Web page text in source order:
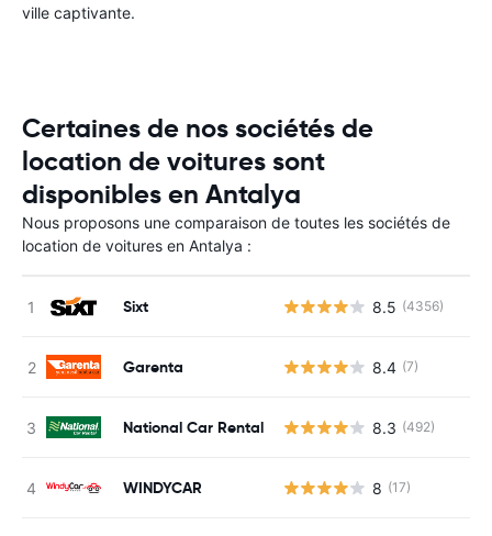
ville captivante.
Certaines de nos sociétés de
location de voitures sont
disponibles en Antalya
Nous proposons une comparaison de toutes les sociétés de
location de voitures en Antalya :
Sixt 8.5 (4356)
Garenta 8.4 (7)
National Car Rental 8.3 (492)
WINDYCAR 8 (17)